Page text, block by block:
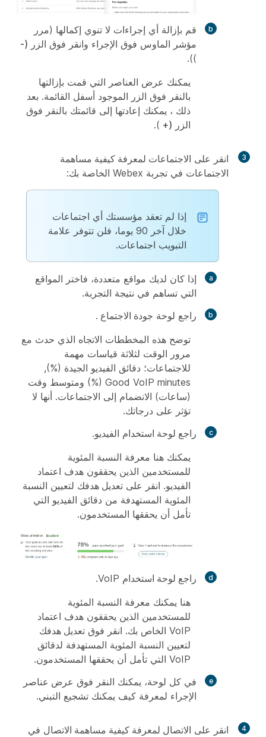
قم بإزالة أي إجراءات لا تنوي إكمالها (مرر
مؤشر الماوس فوق الإجراء وانقر فوق الزر (-
)).
يمكنك عرض العناصر التي قمت بإزالتها
بالنقر فوق الزر الموجود أسفل القائمة. بعد
ذلك ، يمكنك إعادتها إلى قائمتك بالنقر فوق
الزر (+
).
3 انقر على الاجتماعات لمعرفة كيفية مساهمة
الاجتماعات في تجربة Webex الخاصة بك:
إذا لم تعقد مؤسستك أي اجتماعات
خلال آخر 90 يوما، فلن تتوفر علامة
التبويب اجتماعات.
إذا كان لديك مواقع متعددة، فاختر المواقع
التي تساهم في نتيجة التجربة.
راجع لوحة جودة الاجتماع .
توضح هذه المخططات الاتجاه الذي حدث مع
مرور الوقت لثلاثة قياسات مهمة
للاجتماعات؛ دقائق الفيديو الجيدة (%),
Good VoIP minutes (%) ومتوسط وقت
(ساعات) الانضمام إلى الاجتماعات. أنها لا
تؤثر على درجاتك.
راجع لوحة استخدام الفيديو.
يمكنك هنا معرفة النسبة المئوية
للمستخدمين الذين يحققون هدف اعتماد
الفيديو. انقر على تعديل هدفك لتعيين النسبة
المئوية المستهدفة من دقائق الفيديو التي
تأمل أن يحققها المستخدمون.
راجع لوحة استخدام
هنا يمكنك معرفة النسبة المئوية
للمستخدمين الذين يحققون هدف اعتماد
VoIP الخاص بك. انقر فوق
تعديل هدفك
لتعيين النسبة المئوية المستهدفة لدقائق
VoIP التي تأمل أن يحققها المستخدمون.
في كل لوحة، يمكنك النقر فوق عرض عناصر
الإجراء لمعرفة كيف يمكنك تشجيع التبني.
4 انقر على الاتصال لمعرفة كيفية مساهمة الاتصال في